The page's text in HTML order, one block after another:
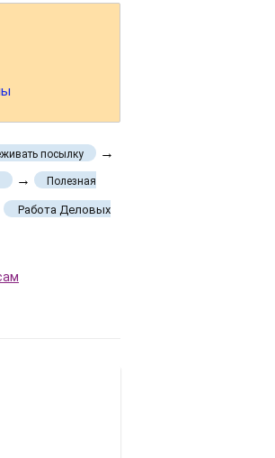
посылку
→
→ Полезная
Работа Деловых